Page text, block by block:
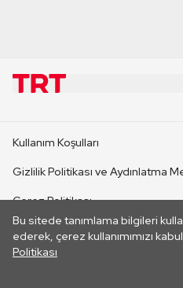
Bu sitede tanımlama bilgileri
ederek, çerez kullanımımızı
Politikası
CANLI YAYINLAR
Kullanım Koşulları
Gizlilik Politikası ve Aydınlatma
Çerez Politikası
İletişim
Her hakkı saklıdır. ©2026